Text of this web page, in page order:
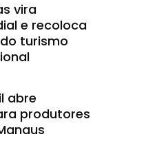
vira
e recoloca
turismo
abre
produtores